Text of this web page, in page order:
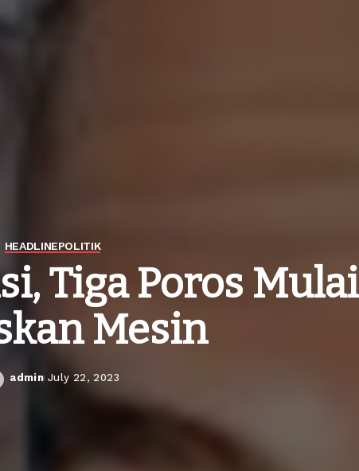
HEADLINEPOLITIK
Tiga Poros Mulai
Mesin
Posted
admin July 22, 2023